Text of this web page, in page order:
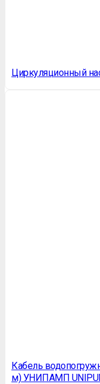
Циркуляционный
Кабель
м) УНИПАМП